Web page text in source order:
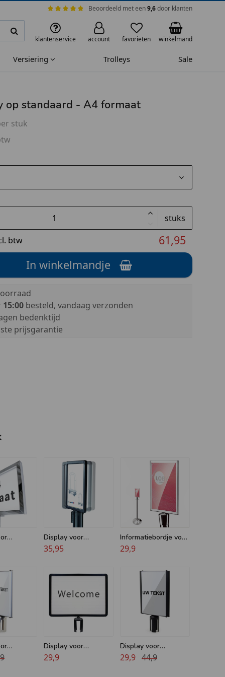
Beoordeeld met een9,6door klanten
klantenservice account favorieten winkelmand
Versiering Trolleys Sale
op standaard - A4 formaat
stuk
stuks
btw
61,95
In winkelmandje
15:00besteld, vandaag verzonden
bedenktijd
prijsgarantie
koord -
Display voor
Afzetpaaltjes met
35,95
Informatiebordje voor
afzetpaaltjes
29,9
met
Display voor
Afzetpaaltjes met
29,9
Display voor
Afzetpaaltje met
29,9 44,9